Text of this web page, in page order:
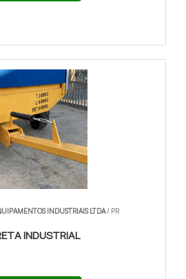
INDUSTRIAIS LTDA/ PR
INDUSTRIAL